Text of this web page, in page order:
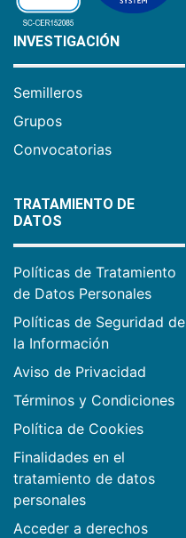
INVESTIGACIÓN
Semilleros
Grupos
Convocatorias
TRATAMIENTO DE
DATOS
Políticas de Tratamiento
de Datos Personales
Políticas de Seguridad de
la Información
Aviso de Privacidad
Términos y Condiciones
Política de Cookies
Finalidades en el
tratamiento de datos
personales
Acceder a derechos